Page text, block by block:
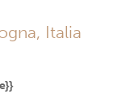
Italia